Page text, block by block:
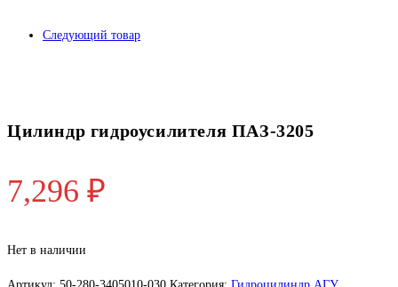
Следующий товар
Цилиндр гидроусилителя ПАЗ-3205
7,296 ₽
Нет в наличии